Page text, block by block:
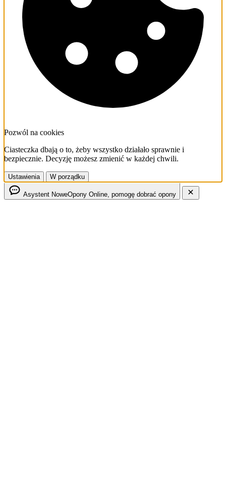
Pozwól na cookies
Ciasteczka dbają o to, żeby wszystko działało sprawnie i
bezpiecznie. Decyzję możesz zmienić w każdej chwili.
Ustawienia W porządku
Asystent NoweOpony Online, pomogę dobrać opony